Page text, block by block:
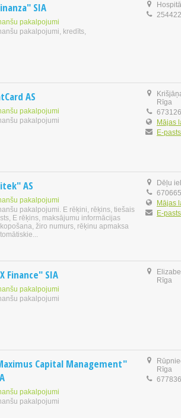
SIA
pakalpojumi
pakalpojumi, kredīts,
AS
pakalpojumi
pakalpojumi
Rīga
Mājas
E-pasts
AS
pakalpojumi
pakalpojumi. E rēķini, rēķins, tiešais
E rēķins, maksājumu informācijas
žiro numurs, rēķinu apmaksa
Dēļu
Mājas
E-pasts
Finance" SIA
pakalpojumi
pakalpojumi
Rīga
Capital Management"
pakalpojumi
pakalpojumi
Rīga